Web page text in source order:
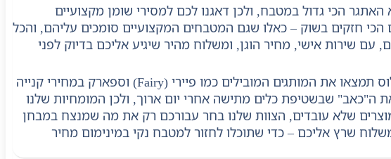
האתגר הכי גדול במטבח, ולכן דאגנו לכם למסירי שומן מקצועיים
חזקים בשוק – כאלו שגם המטבחים המקצועיים סומכים עליהם, והכל
עם שירות אישי, מחיר הוגן, ומשלוח מהיר שיגיע אליכם בדיוק לפני
סבון כלים איכותי הוא המפתח למטבח מבריק במינימום מאמץ, ואצלנו בקלין פלוס תמצאו את המותגים המובילים כמו פיירי (Fairy) וספארק במחירי קנייה
ה"כאב" שבשטיפת כלים מתישה אחרי יום ארוך, ולכן המומחיות שלנו
שלא עובדים, הצוות שלנו בחר עבורכם רק את מה שמנצח במבחן
שרץ אליכם – כדי שתוכלו לחזור למטבח נקי במינימום מחיר